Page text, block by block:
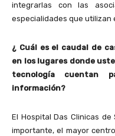
integrarlas con las
especialidades que utilizan
¿ Cuál es el caudal de
en los lugares donde
tecnología cuentan
información?
El Hospital Das Clinicas
importante, el mayor